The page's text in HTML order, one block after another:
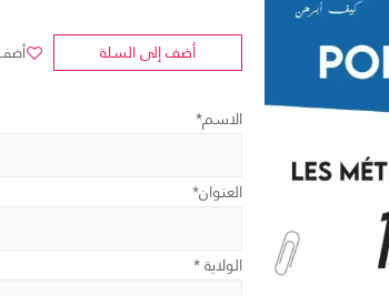
أضف إلى السلة أضف
الاسم*
العنوان*
الولاية *